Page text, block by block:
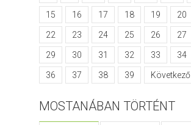
15 16 17 18 19 20
22 23 24 25 26 27
29 30 31 32 33 34
36 37 38 39 Következő
MOSTANÁBAN TÖRTÉNT